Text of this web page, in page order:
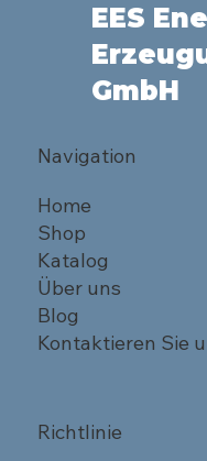
EES
GmbH
Navigation
Home
Shop
Katalog
Über uns
Blog
Kontaktieren Sie
Richtlinie